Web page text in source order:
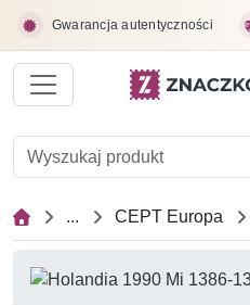
Gwarancja autentyczności
... CEPT Europa